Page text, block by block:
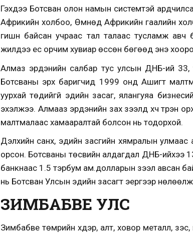
Гэхдээ Ботсван олон намын системтэй
Африкийн холбоо, Өмнөд Африкийн гаалийн
гишүүн байсан учраас тал талаас тусламж
жилдээ ес орчим хувиар өссөн бөгөөд энэ
Алмаз эрдэнийн салбар тус улсын ДНБ-ий 33,
Ботсваны эрх баригчид 1999 онд Ашигт
уурхай төдийгүй эдийн засаг, ялангуяа
эхэлжээ. Алмааз эрдэнийн зах зээлд хүч түрэн
малтмалаас хамааралтай болсон нь тодорхой.
Дэлхийн санхүү, эдийн засгийн хямралын
орсон. Ботсваны төсвийн алдагдал ДНБ-ийхээ
банкнаас 1.5 тэрбум ам.долларын зээл авсан
нь Ботсван Улсын эдийн засагт эергээр
ЗИМБАБВЕ УЛС
Зимбабве төмрийн хүдэр, алт, ховор металл,